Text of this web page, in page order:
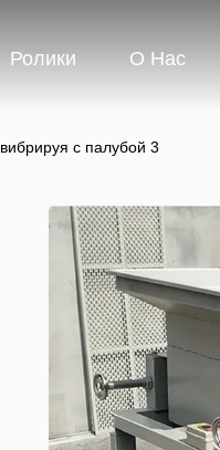
Ролики О Нас
с палубой 3